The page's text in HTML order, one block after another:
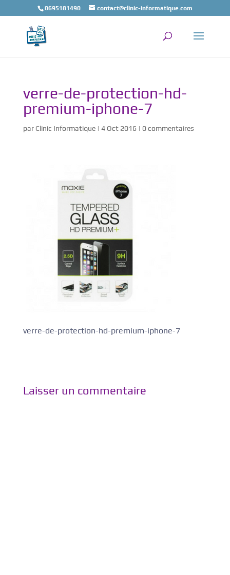
0695181490 contact@clinic-informatique.com
verre-de-protection-hd-
premium-iphone-7
par Clinic Informatique| 4 Oct 2016 | 0 commentaires
verre-de-protection-hd-premium-iphone-7
Laisser un commentaire